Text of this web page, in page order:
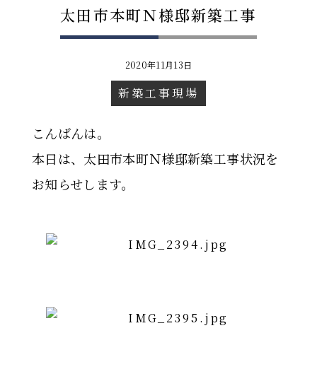
太田市本町Ｎ様邸新築工事
2020年11月13日
新築工事現場
こんばんは。
本日は、太田市本町Ｎ様邸新築工事状況を
お知らせします。